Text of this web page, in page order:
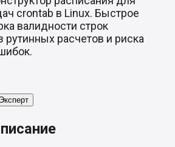
crontab в Linux. Быстрое
валидности строк
рутинных расчетов и риска